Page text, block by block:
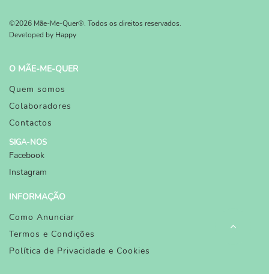
©2026 Mãe-Me-Quer®. Todos os direitos reservados.
Developed by Happy
O MÃE-ME-QUER
Quem somos
Colaboradores
Contactos
SIGA-NOS
Facebook
Instagram
INFORMAÇÃO
Como Anunciar
Termos e Condições
Política de Privacidade e Cookies